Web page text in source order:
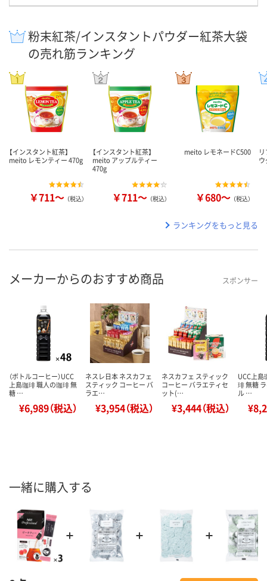
粉末紅茶/インスタントパウダー紅茶大袋
の売れ筋ランキング
【インスタント紅茶】
meito レモンティー 470g
￥711～ （税込）
【インスタント紅茶】
meito アップルティー
470g
￥711～ （税込）
meito レモネードC500
￥680～ （税込）
ウ
ランキングをもっと見る
メーカーからのおすすめ商品 スポンサー
（ボトルコーヒー）UCC
上島珈琲 職人の珈琲 無
糖 …
¥6,989（税込）
ネスレ日本 ネスカフェ
スティック コーヒー バ
ラエ…
¥3,954（税込）
ネスカフェ スティック
コーヒー バラエティセ
ット(…
¥3,444（税込）
UCC上島
琲 無糖
ル …
一緒に購入する